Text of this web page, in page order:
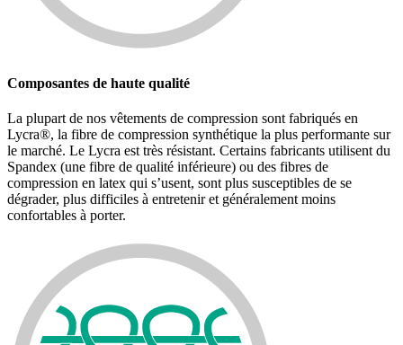
Composantes de haute qualité
La plupart de nos vêtements de compression sont fabriqués en
Lycra®, la fibre de compression synthétique la plus performante sur
le marché. Le Lycra est très résistant. Certains fabricants utilisent du
Spandex (une fibre de qualité inférieure) ou des fibres de
compression en latex qui s’usent, sont plus susceptibles de se
dégrader, plus difficiles à entretenir et généralement moins
confortables à porter.